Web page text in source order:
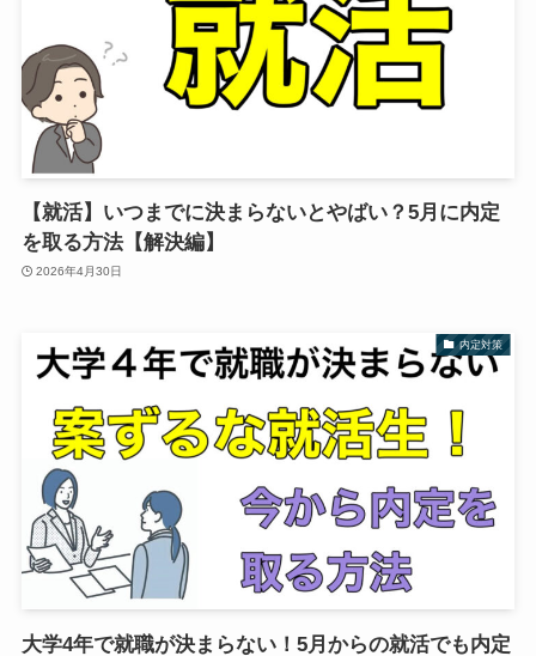
【就活】いつまでに決まらないとやばい？5月に内定
を取る方法【解決編】
2026年4月30日
内定対策
大学4年で就職が決まらない！5月からの就活でも内定